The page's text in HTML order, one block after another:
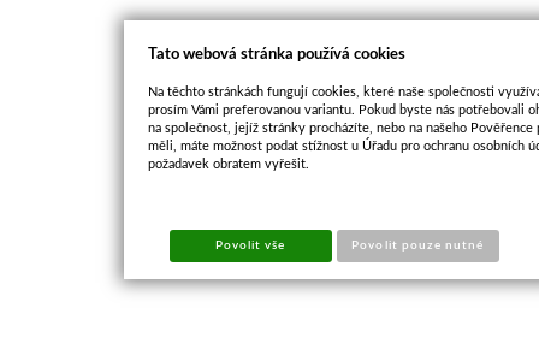
Tato webová stránka používá cookies
Na těchto stránkách fungují cookies, které naše společnosti
prosím Vámi preferovanou variantu. Pokud byste nás potřebovali
na společnost, jejíž stránky procházíte, nebo na našeho
měli, máte možnost podat stížnost u Úřadu pro ochranu osobních
požadavek obratem vyřešit.
Povolit vše Povolit pouze nutné